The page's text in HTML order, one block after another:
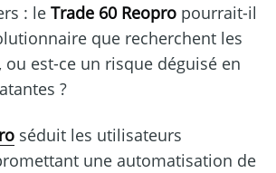
: le Trade 60 Reopro pourrait-il
que recherchent les
est-ce un risque déguisé en
?
séduit les utilisateurs
une automatisation de